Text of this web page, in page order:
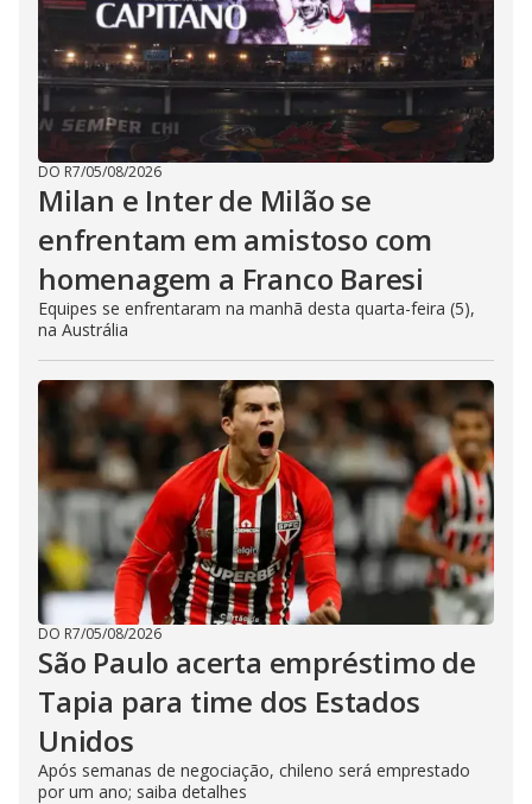
DO R7/05/08/2026
Milan e Inter de Milão se
enfrentam em amistoso com
homenagem a Franco Baresi
Equipes se enfrentaram na manhã desta quarta-feira (5),
na Austrália
DO R7/05/08/2026
São Paulo acerta empréstimo de
Tapia para time dos Estados
Unidos
Após semanas de negociação, chileno será emprestado
por um ano; saiba detalhes